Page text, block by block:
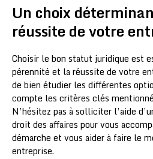
Un choix
réussite de votre
Choisir le bon statut juridique est
pérennité et la réussite de votre
de bien étudier les différentes
compte les critères clés
N’hésitez pas à solliciter l’aide
droit des affaires pour vous
démarche et vous aider à faire le
entreprise.